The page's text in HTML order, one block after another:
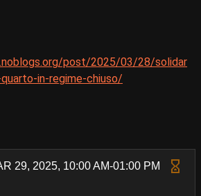
post/2025/03/28/solidar
in-regime-chiuso/
29, 2025, 10:00 AM-01:00 PM